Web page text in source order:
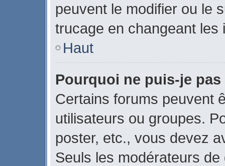
peuvent le modifier ou le
trucage en changeant
Haut
Pourquoi ne puis-je
Certains forums peuvent
utilisateurs ou groupes.
poster, etc., vous devez
Seuls les modérateurs